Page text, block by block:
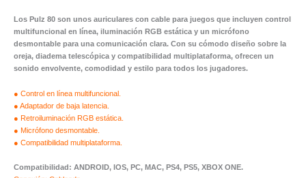
Los Pulz 80 son unos auriculares con cable para juegos que incluyen control
multifuncional en línea, iluminación RGB estática y un micrófono
desmontable para una comunicación clara. Con su cómodo diseño sobre la
oreja, diadema telescópica y compatibilidad multiplataforma, ofrecen un
sonido envolvente, comodidad y estilo para todos los jugadores.
● Control en línea multifuncional.
● Adaptador de baja latencia.
● Retroiluminación RGB estática.
● Micrófono desmontable.
● Compatibilidad multiplataforma.
Compatibilidad: ANDROID, IOS, PC, MAC, PS4, PS5, XBOX ONE.